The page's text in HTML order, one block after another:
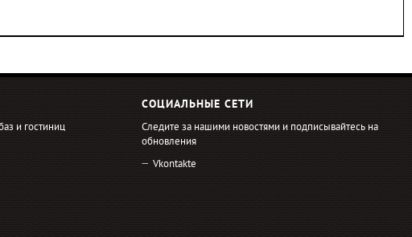
и гостиниц
СОЦИАЛЬНЫЕ СЕТИ
Следите за нашими новостями и подписывайтесь на
обновления
Vkontakte